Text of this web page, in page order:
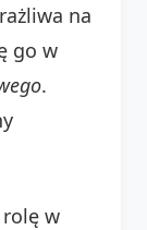
na
go w
.
w